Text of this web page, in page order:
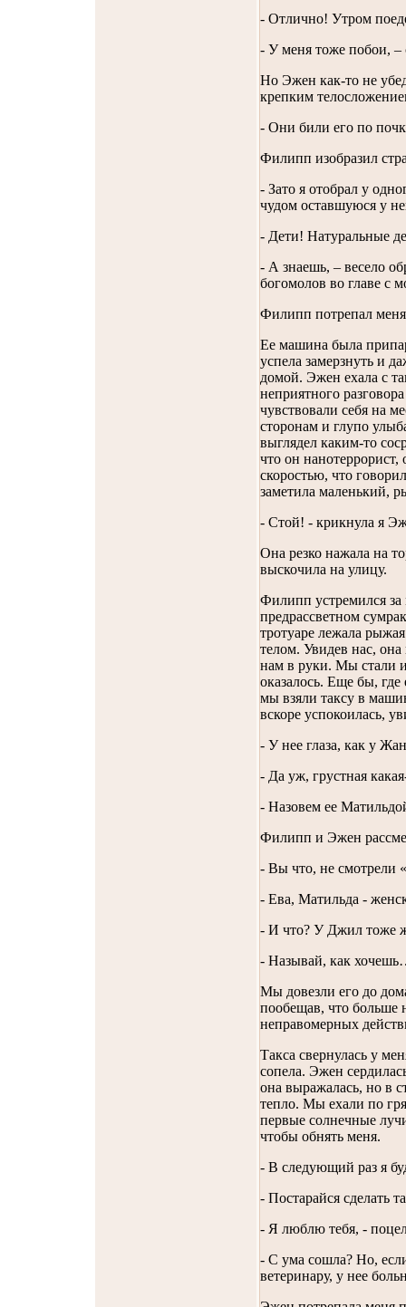
- Отлично! Утром
- У меня тоже побои,
Но Эжен как-то не
крепким
- Они били его по
Филипп изобразил
- Зато я отобрал у
чудом оставшуюся у
- Дети! Натуральные
- А знаешь, – весело
богомолов во главе с
Филипп потрепал
Ее машина была
успела замерзнуть и
домой. Эжен ехала с
неприятного
чувствовали себя на
сторонам и глупо
выглядел каким-то
что он
скоростью, что
заметила маленький,
- Стой! - крикнула я
Она резко нажала на
выскочила на улицу.
Филипп устремился за
предрассветном
тротуаре лежала
телом. Увидев нас,
нам в руки. Мы стали
оказалось. Еще бы,
мы взяли таксу в
вскоре успокоилась,
- У нее глаза, как у
- Да уж, грустная
- Назовем ее
Филипп и Эжен
- Вы что, не смотрели
- Ева, Матильда -
- И что? У Джил тоже
- Называй, как
Мы довезли его до
пообещав, что больше
неправомерных
Такса свернулась у
сопела. Эжен
она выражалась, но в
тепло. Мы ехали по
первые солнечные
чтобы обнять меня.
- В следующий раз я
- Постарайся сделать
- Я люблю тебя, -
- С ума сошла? Но,
ветеринару, у нее